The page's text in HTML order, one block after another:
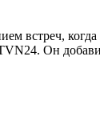
встреч,
Он